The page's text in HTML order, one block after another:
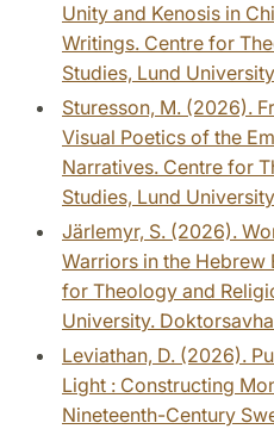
Unity and Kenosis in
Writings. Centre for
Studies, Lund
Sturesson, M. (2026).
Visual Poetics of the
Narratives. Centre for
Studies, Lund
Järlemyr, S. (2026).
Warriors in the Hebrew
for Theology and
University.
Leviathan, D. (2026).
Light : Constructing
Nineteenth-Century